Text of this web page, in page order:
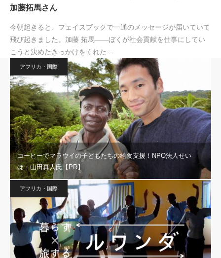
加藤拓馬さん
今朝起きると、フェイスブックで一通のメッセージが届いていて
飛び起きました。加藤 拓馬――ぼくが社会貢献を仕事にしてい
こうと決めたきっかけをくれた…
アフリカ・国際
コーヒーでマラウイの子どもたちの給食支援！NPO法人せい
ぼ・山田真人氏【PR】
アフリカ・国際